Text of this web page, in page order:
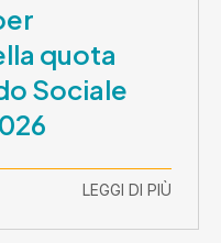
quota
Sociale
LEGGI DI PIÙ